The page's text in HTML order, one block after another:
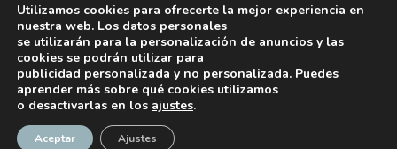
AVISO LEGAL
POLÍTICA DE COOKIES
POLÍTICA DE PRIVACIDAD
CONTACTO
¡Suscríbase!
Utilizamos cookies para ofrecerte la mejor experiencia en
nuestra web. Los datos personales
se utilizarán para la personalización de anuncios y las
cookies se podrán utilizar para
publicidad personalizada y no personalizada. Puedes
aprender más sobre qué cookies utilizamos
o desactivarlas en los ajustes.
Aceptar Ajustes